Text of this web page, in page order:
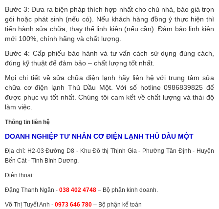
Bước 3: Đưa ra biện pháp thích hợp nhất cho chủ nhà, báo giá trọn
gói hoặc phát sinh (nếu có). Nếu khách hàng đồng ý thực hiện thì
tiến hành sửa chữa, thay thế linh kiện (nếu cần). Đảm bảo linh kiện
mới 100%, chính hãng và chất lượng.
Bước 4: Cấp phiếu bảo hành và tư vấn cách sử dụng đúng cách,
đúng kỹ thuật để đảm bảo – chất lượng tốt nhất.
Mọi chi tiết về sửa chữa điện lạnh hãy liên hệ với trung tâm sửa
chữa cơ điện lạnh Thủ Dầu Một. Với số hotline 0986839825 để
được phục vụ tốt nhất. Chúng tôi cam kết về chất lượng và thái độ
làm việc.
Thông tin liên hệ
DOANH NGHIỆP TƯ NHÂN CƠ ĐIỆN LẠNH THỦ DẦU MỘT
Địa chỉ: H2-03 Đường D8 - Khu Đô thị Thịnh Gia - Phường Tân Định - Huyện
Bến Cát - Tỉnh Bình Dương.
Điện thoại:
Đặng Thanh Ngân - 038 402 4748 – Bộ phận kinh doanh.
Võ Thị Tuyết Anh - 0973 646 780 – Bộ phận kế toán